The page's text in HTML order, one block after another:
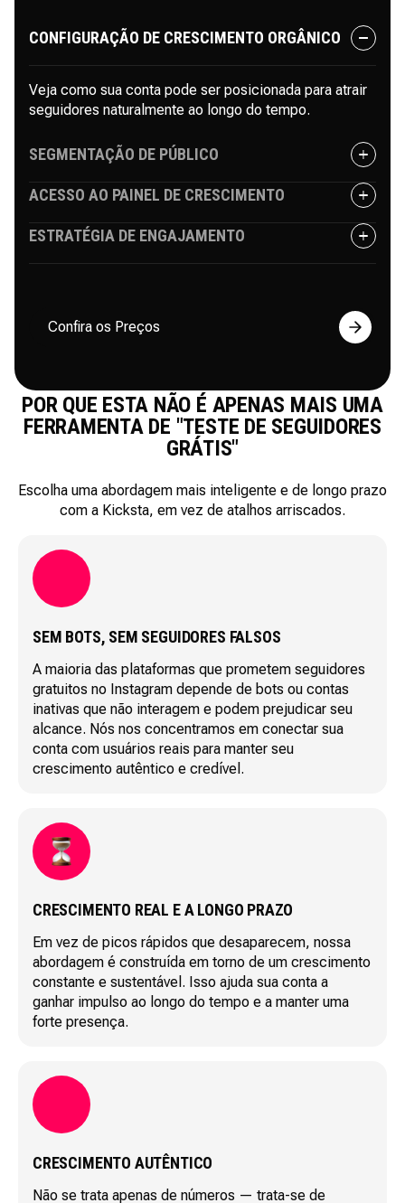
CONFIGURAÇÃO DE CRESCIMENTO ORGÂNICO
Veja como sua conta pode ser posicionada para atrair
seguidores naturalmente ao longo do tempo.
SEGMENTAÇÃO DE PÚBLICO
Construa e explore seu público ideal selecionando
hashtags, concorrentes e perfis relevantes para o seu
nicho.
ACESSO AO PAINEL DE CRESCIMENTO
Tenha acesso completo ao seu painel e experimente
como sua estratégia de crescimento é estruturada e
ESTRATÉGIA DE ENGAJAMENTO
como sua estratégia de crescimento é estruturada e
gerenciada.
Confira os Preços
POR QUE ESTA NÃO É APENAS MAIS UMA
FERRAMENTA DE "TESTE DE SEGUIDORES
GRÁTIS"
Escolha uma abordagem mais inteligente e de longo prazo
com a Kicksta, em vez de atalhos arriscados.
SEM BOTS, SEM SEGUIDORES FALSOS
A maioria das plataformas que prometem seguidores
gratuitos no Instagram depende de bots ou contas
inativas que não interagem e podem prejudicar seu
alcance. Nós nos concentramos em conectar sua
conta com usuários reais para manter seu
crescimento autêntico e credível.
CRESCIMENTO REAL E A LONGO PRAZO
Em vez de picos rápidos que desaparecem, nossa
abordagem é construída em torno de um crescimento
constante e sustentável. Isso ajuda sua conta a
ganhar impulso ao longo do tempo e a manter uma
forte presença.
CRESCIMENTO AUTÊNTICO
Não se trata apenas de números — trata-se de